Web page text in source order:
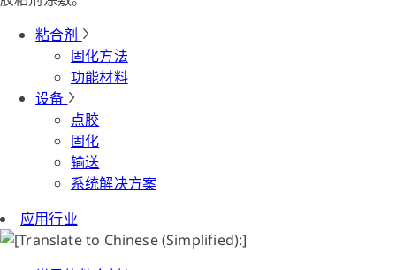
粘合剂
固化方法
功能材料
设备
点胶
固化
输送
系统解决方案
应用行业